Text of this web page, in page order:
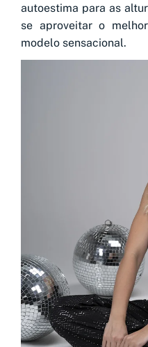
autoestima para as
se aproveitar o
modelo sensacional.